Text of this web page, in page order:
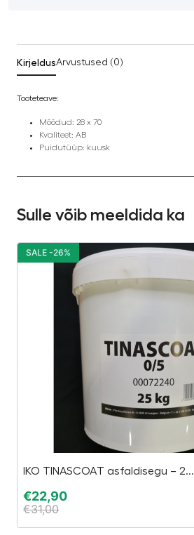
KirjeldusArvustused (0)
Tooteteave:
Mõõdud: 28 x 70
Kvaliteet: AB
Puidutüüp: kuusk
Sulle võib meeldida ka
IKO TINASCOAT asfaldisegu – 2...
€22,90
€31,00
SALE -26%